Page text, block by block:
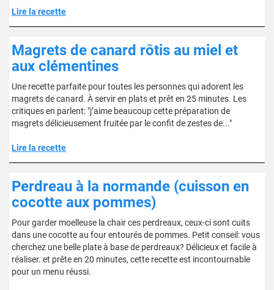
Lire la recette
Magrets de canard rôtis au miel et
aux clémentines
Une recette parfaite pour toutes les personnes qui adorent les
magrets de canard. À servir en plats et prêt en 25 minutes. Les
critiques en parlent: "j’aime beaucoup cette préparation de
magrets délicieusement fruitée par le confit de zestes de..."
Lire la recette
Perdreau à la normande (cuisson en
cocotte aux pommes)
Pour garder moelleuse la chair ces perdreaux, ceux-ci sont cuits
dans une cocotte au four entourés de pommes. Petit conseil: vous
cherchez une belle plate à base de perdreaux? Délicieux et facile à
réaliser. et prête en 20 minutes, cette recette est incontournable
pour un menu réussi.